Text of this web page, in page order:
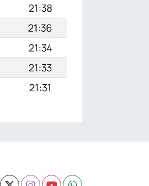
21:38
21:36
21:34
21:33
21:31